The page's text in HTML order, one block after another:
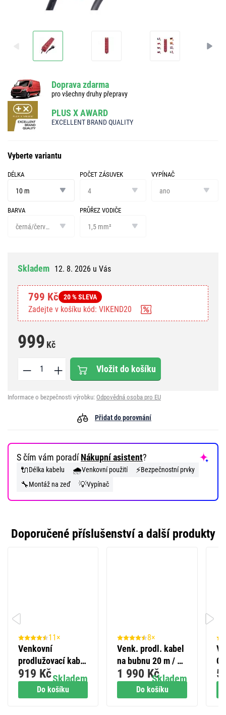
Doprava zdarma
pro všechny druhy přepravy
PLUS X AWARD
EXCELLENT BRAND QUALITY
Vyberte variantu
DÉLKA
10 m
POČET ZÁSUVEK
zásuvek
4
VYPÍNAČ
ano
BARVA
černá/červená
PRŮŘEZ VODIČE
vodiče
1,5 mm²
Skladem 12. 8. 2026 u Vás
799 Kč 20 % SLEVA
Zadejte v košíku kód: VIKEND20
999 Kč
Vložit do košíku
Informace o bezpečnosti výrobku: Odpovědná osoba pro EU
Přidat do porovnání
S čím vám poradíNákupní asistent?
🔌Délka kabelu 🌧️Venkovní použití ⚡Bezpečnostní prvky
🔧Montáž na zeď 💡Vypínač
Doporučené příslušenství a další produkty
Do košíku
11×
Venkovní
prodlužovací kabel
15 m / 2 zásuvky /
černý / guma / 230
V / 1,5 mm2
Skladem
919 Kč
Do košíku
8×
Venk. prodl. kabel
na bubnu 20 m / 4
zás. / guma / 230 V
/ 1,5 mm2 s LED
reflektorem
Skladem
1 990 Kč